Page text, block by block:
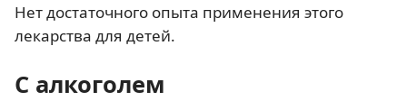
Нет достаточного опыта применения этого
лекарства для детей.
С алкоголем